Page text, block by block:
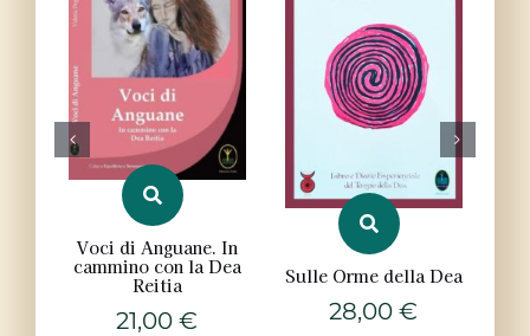
Voci di Anguane. In
cammino con la Dea
Reitia
21,00€
Sulle Orme della Dea
28,00€